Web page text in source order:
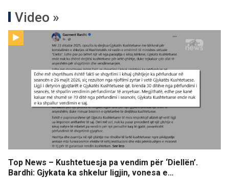
Video »
Top News – Kushtetuesja pa vendim për ‘Diellën’.
Bardhi: Gjykata ka shkelur ligjin, vonesa e…